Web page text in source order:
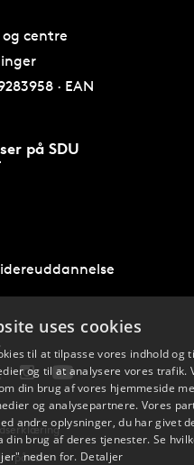
centre
· EAN
på SDU
på SDU
uses cookies
til at tilpasse vores indhold og
og til at analysere vores trafik.
din brug af vores hjemmeside
og analysepartnere. Vores
andre oplysninger, du har givet
din brug af deres tjenester. Se
neden for. Detaljer